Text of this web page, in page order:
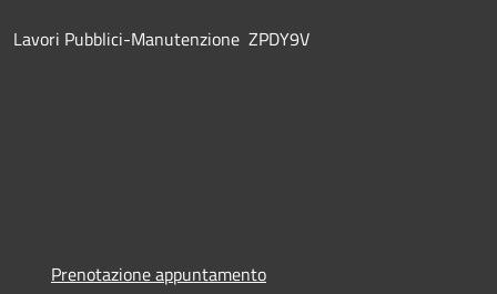
Lavori Pubblici-Manutenzione ZPDY9V
Prenotazione appuntamento